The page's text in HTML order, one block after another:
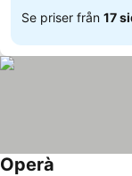
Se priser från 17
Operà